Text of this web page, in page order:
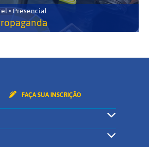
• Presencial
FAÇA SUA INSCRIÇÃO